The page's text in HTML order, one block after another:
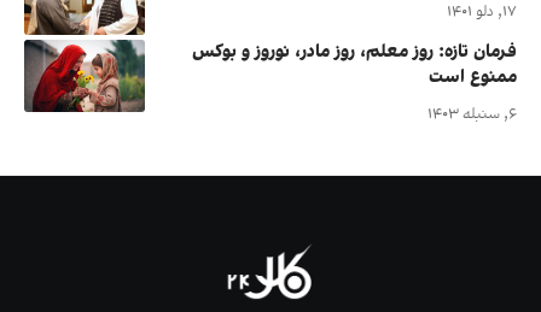
۱۷, دلو ۱۴۰۱
فرمان تازه: روز معلم، روز مادر، نوروز و بوکس
ممنوع است
۶, سنبله ۱۴۰۳